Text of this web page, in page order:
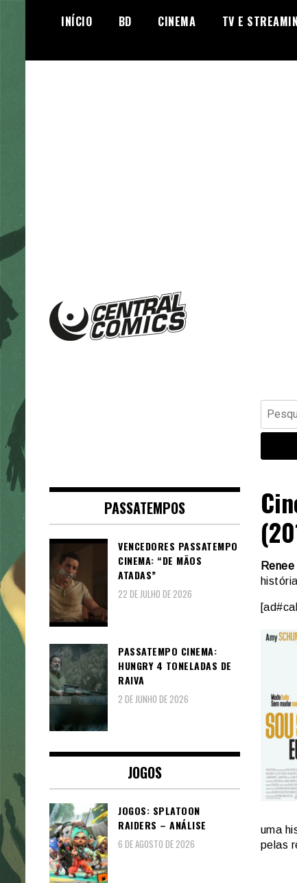
INÍCIO BD CINEMA TV E
por:
uma
pelas
PASSATEMPOS
VENCEDORES PASSATEMPO
CINEMA: “DE MÃOS
ATADAS”
22 DE JULHO DE 2026
PASSATEMPO CINEMA:
HUNGRY 4 TONELADAS DE
RAIVA
2 DE JUNHO DE 2026
JOGOS
JOGOS: SPLATOON
RAIDERS – ANÁLISE
6 DE AGOSTO DE 2026